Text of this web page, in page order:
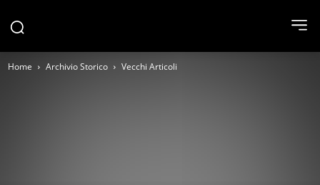
Home Archivio Storico Vecchi Articoli